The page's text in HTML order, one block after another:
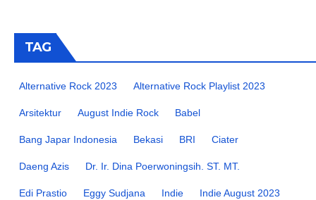
TAG
Alternative Rock 2023 Alternative Rock Playlist 2023
Arsitektur August Indie Rock Babel
Bang Japar Indonesia Bekasi BRI Ciater
Daeng Azis Dr. Ir. Dina Poerwoningsih. ST. MT.
Edi Prastio Eggy Sudjana Indie Indie August 2023